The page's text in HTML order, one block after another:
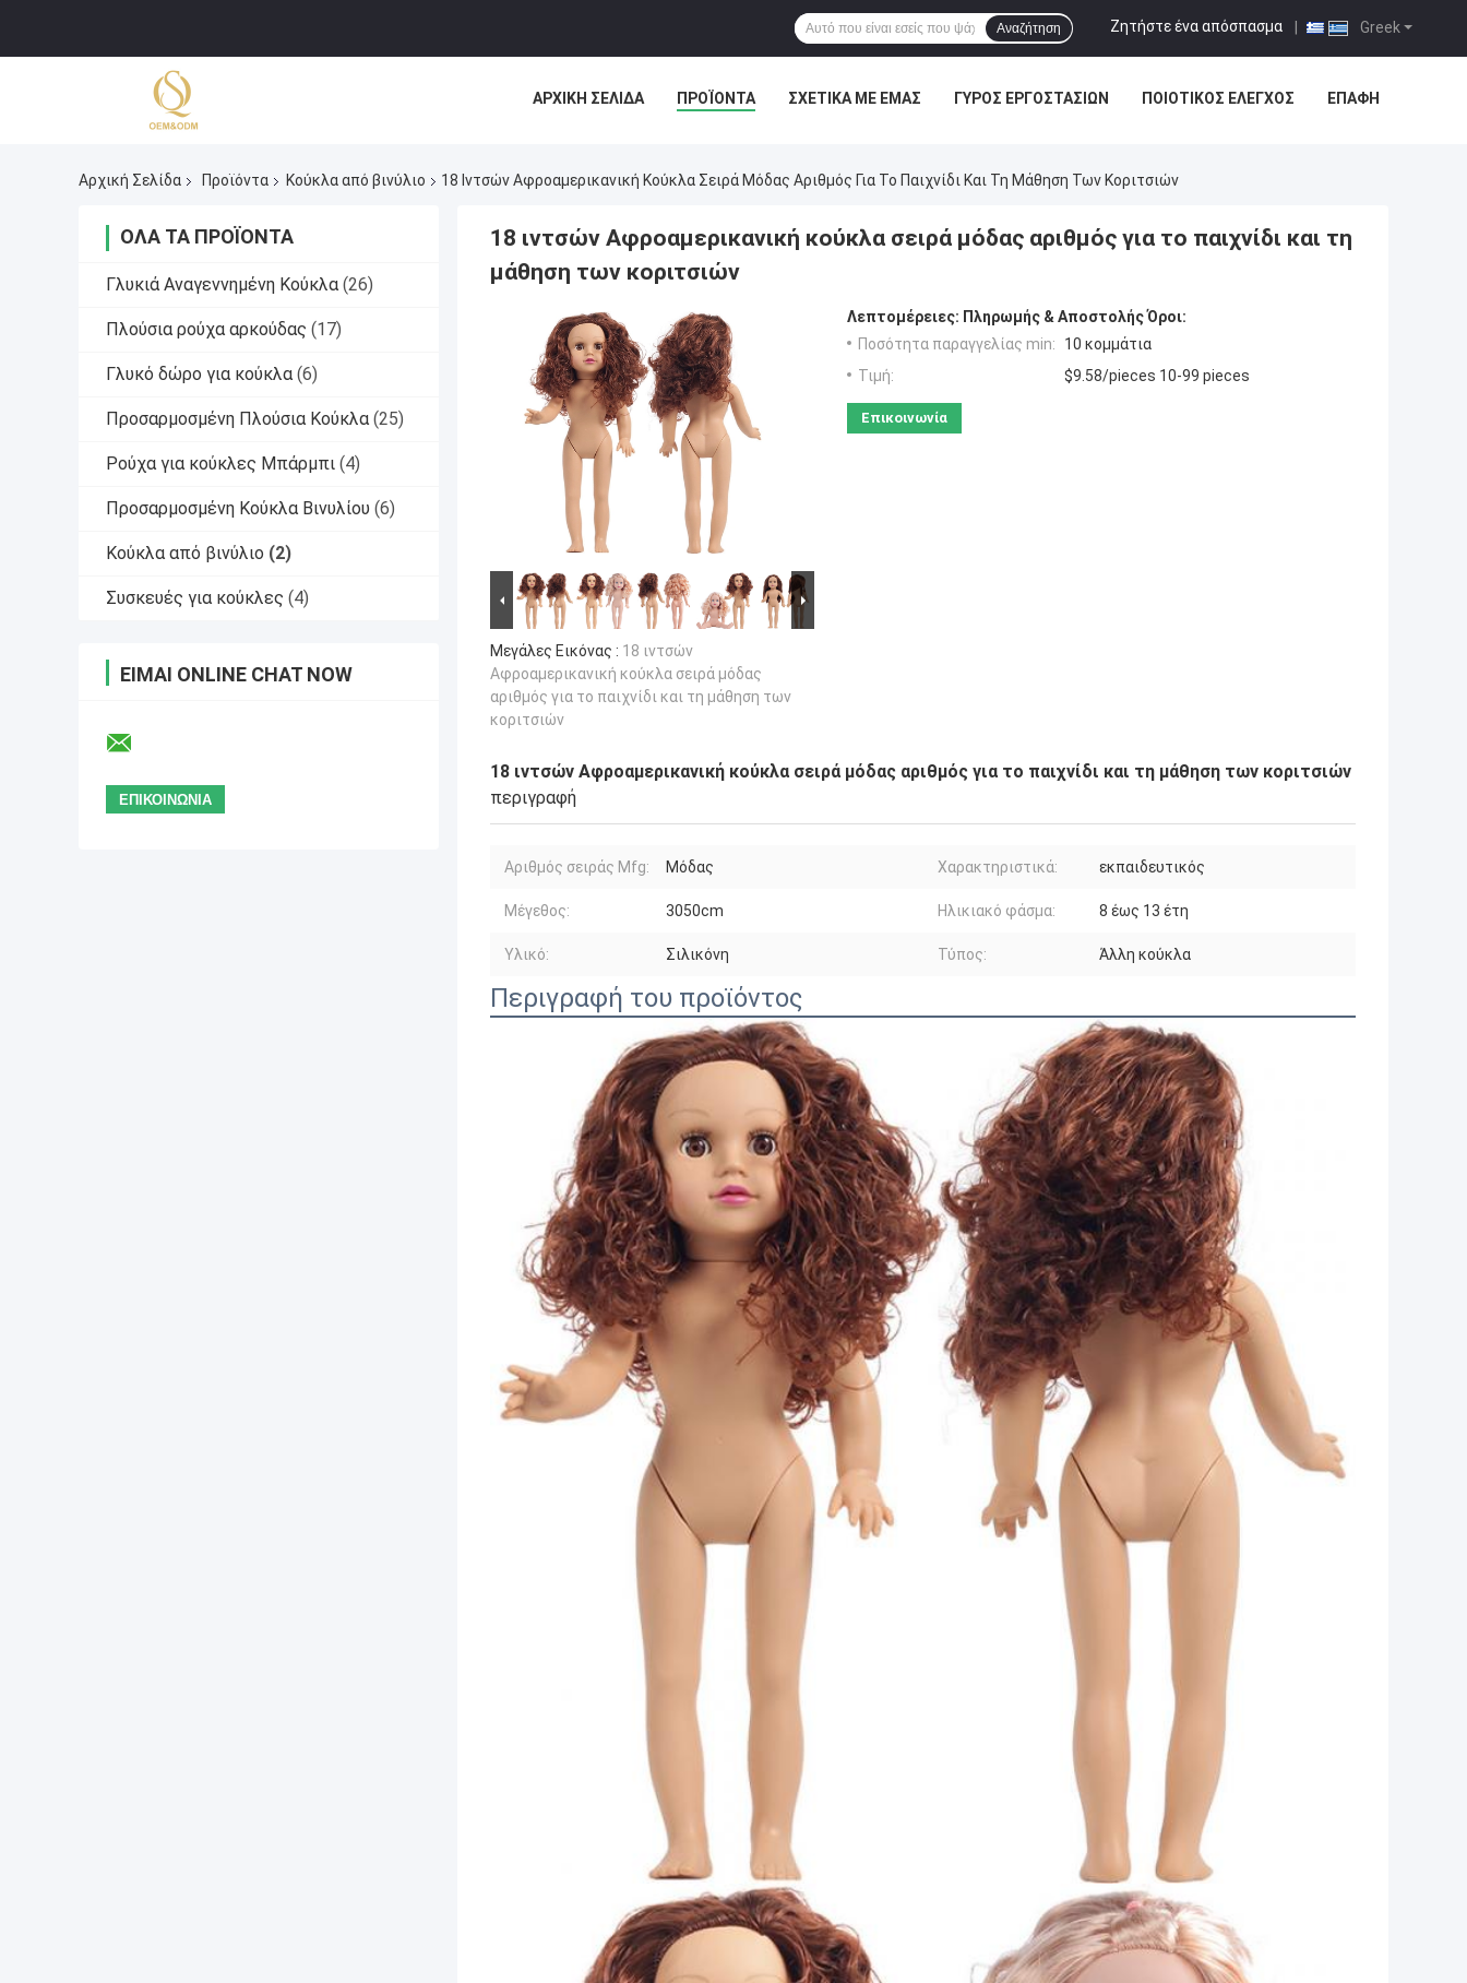
Greek
Ζητήστε ένα απόσπασμα
Αναζήτηση
ΑΡΧΙΚΉ ΣΕΛΊΔΑ ΠΡΟΪΌΝΤΑ ΣΧΕΤΙΚΆ ΜΕ ΕΜΆΣ ΓΎΡΟΣ ΕΡΓΟΣΤΑΣΊΩΝ ΠΟΙΟΤΙΚΌΣ ΈΛΕΓΧΟΣ ΕΠΑΦΉ
Αρχική Σελίδα Προϊόντα Κούκλα από βινύλιο 18 Ιντσών Αφροαμερικανική Κούκλα Σειρά Μόδας Αριθμός Για Το Παιχνίδι Και Τη Μάθηση Των Κοριτσιών
ΌΛΑ ΤΑ ΠΡΟΪΌΝΤΑ
Γλυκιά Αναγεννημένη Κούκλα (26)
Πλούσια ρούχα αρκούδας (17)
Γλυκό δώρο για κούκλα (6)
Προσαρμοσμένη Πλούσια Κούκλα (25)
Ρούχα για κούκλες Μπάρμπι (4)
Προσαρμοσμένη Κούκλα Βινυλίου (6)
Κούκλα από βινύλιο (2)
Συσκευές για κούκλες (4)
ΕΊΜΑΙ ONLINE CHAT NOW
18 ιντσών Αφροαμερικανική κούκλα σειρά μόδας αριθμός για το παιχνίδι και τη
μάθηση των κοριτσιών
Μεγάλες Εικόνας : 18 ιντσών
Αφροαμερικανική κούκλα σειρά μόδας
αριθμός για το παιχνίδι και τη μάθηση των
κοριτσιών
Λεπτομέρειες: Πληρωμής & Αποστολής Όροι:
Ποσότητα παραγγελίας min:
10 κομμάτια
Τιμή:
$9.58/pieces 10-99 pieces
Επικοινωνία
18 ιντσών Αφροαμερικανική κούκλα σειρά μόδας αριθμός για το παιχνίδι και τη μάθηση των κοριτσιών
περιγραφή
Αριθμός σειράς Mfg: Μόδας Χαρακτηριστικά: εκπαιδευτικός
Μέγεθος: 3050cm Ηλικιακό φάσμα: 8 έως 13 έτη
Υλικό: Σιλικόνη Τύπος: Άλλη κούκλα
Περιγραφή του προϊόντος